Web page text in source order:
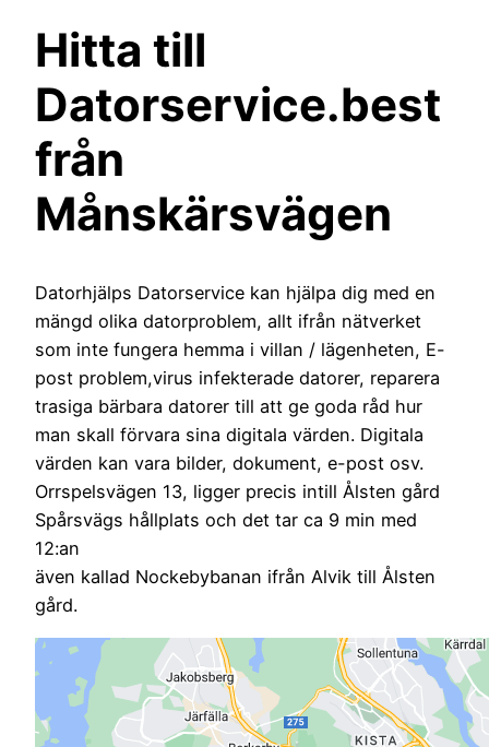
Hitta till
Datorservice.best
från
Månskärsvägen
Datorhjälps Datorservice kan hjälpa dig med en
mängd olika datorproblem, allt ifrån nätverket
som inte fungera hemma i villan / lägenheten, E-
post problem,virus infekterade datorer, reparera
trasiga bärbara datorer till att ge goda råd hur
man skall förvara sina digitala värden. Digitala
värden kan vara bilder, dokument, e-post osv.
Orrspelsvägen 13, ligger precis intill Ålsten gård
Spårsvägs hållplats och det tar ca 9 min med
12:an
även kallad Nockebybanan ifrån Alvik till Ålsten
gård.